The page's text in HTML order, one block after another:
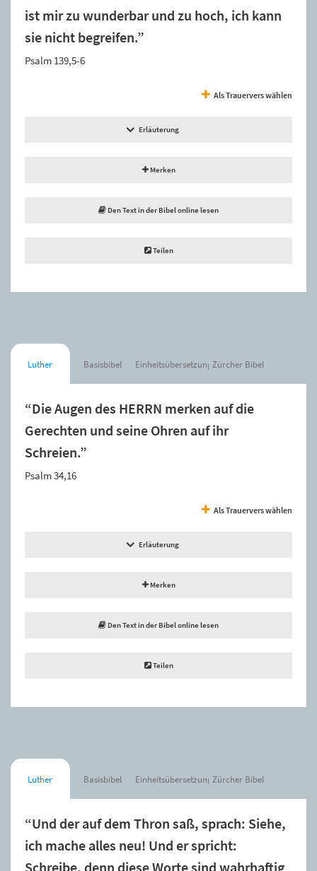
ist mir zu wunderbar und zu hoch, ich kann
sie nicht begreifen.”
Psalm 139,5-6
Als Trauervers wählen
Erläuterung
Merken
Den Text in der Bibel online lesen
Teilen
Luther Basisbibel Einheitsübersetzung Zürcher Bibel
“Die Augen des HERRN merken auf die
Gerechten und seine Ohren auf ihr
Schreien.”
Psalm 34,16
Als Trauervers wählen
Erläuterung
Merken
Den Text in der Bibel online lesen
Teilen
Luther Basisbibel Einheitsübersetzung Zürcher Bibel
“Und der auf dem Thron saß, sprach: Siehe,
ich mache alles neu! Und er spricht:
Schreibe, denn diese Worte sind wahrhaftig